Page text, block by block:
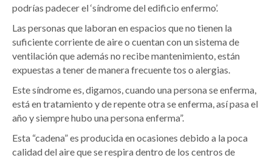
podrías padecer el ‘síndrome del edificio enfermo’.
Las personas que laboran en espacios que no tienen la
suficiente corriente de aire o cuentan con un sistema de
ventilación que además no recibe mantenimiento, están
expuestas a tener de manera frecuente tos o alergias.
Este síndrome es, digamos, cuando una persona se enferma,
está en tratamiento y de repente otra se enferma, así pasa el
año y siempre hubo una persona enferma”.
Esta “cadena” es producida en ocasiones debido a la poca
calidad del aire que se respira dentro de los centros de